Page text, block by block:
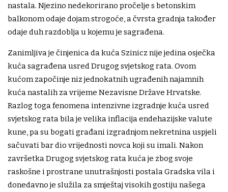
nastala. Njezino nedekorirano pročelje s betonskim
balkonom odaje dojam strogoće, a čvrsta gradnja također
odaje duh razdoblja u kojemu je sagrađena.
Zanimljiva je činjenica da kuća Szinicz nije jedina osječka
kuća sagrađena usred Drugog svjetskog rata. Ovom
kućom započinje niz jednokatnih ugrađenih najamnih
kuća nastalih za vrijeme Nezavisne Države Hrvatske.
Razlog toga fenomena intenzivne izgradnje kuća usred
svjetskog rata bila je velika inflacija endehazijske valute
kune, pa su bogati građani izgradnjom nekretnina uspjeli
sačuvati bar dio vrijednosti novca koji su imali. Nakon
završetka Drugog svjetskog rata kuća je zbog svoje
raskošne i prostrane unutrašnjosti postala Gradska vila i
donedavno je služila za smještaj visokih gostiju našega